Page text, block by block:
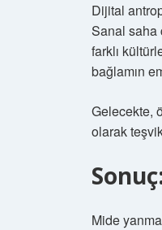
Dijital
Sanal saha
farklı
bağlamın
Gelecekte,
olarak
Mide